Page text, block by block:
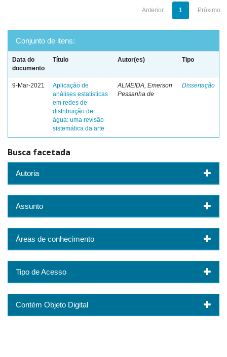
Anterior 1 Próximo
Conjunto de itens:
Data do
documento
Título Autor(es) Tipo
9-Mar-2021
Aplicação de
análises estatísticas
em redes de
distribuição de
água: uma revisão
sistemática da arte
ALMEIDA, Emerson
Pessanha de
Dissertação
Busca facetada
Autoria
Assunto
Áreas de conhecimento
Tipo de Acesso
Contém Objeto Digital